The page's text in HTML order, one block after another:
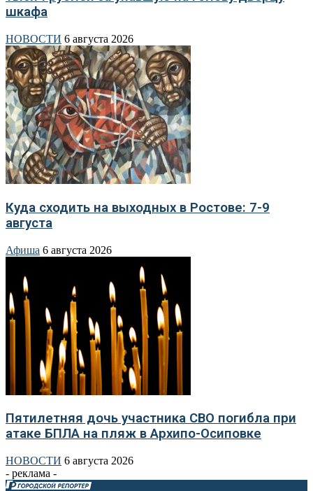
шкафа
НОВОСТИ 6 августа 2026
Куда сходить на выходных в Ростове: 7-9
августа
Афиша 6 августа 2026
Пятилетняя дочь участника СВО погибла при
атаке БПЛА на пляж в Архипо-Осиповке
НОВОСТИ 6 августа 2026
- реклама -